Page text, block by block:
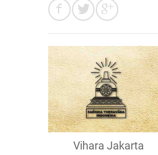
Vihara Jakarta